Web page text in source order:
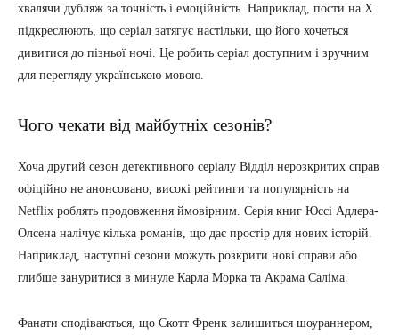
хвалячи дубляж за точність і емоційність. Наприклад, пости на X
підкреслюють, що серіал затягує настільки, що його хочеться
дивитися до пізньої ночі. Це робить серіал доступним і зручним
для перегляду українською мовою.
Чого чекати від майбутніх сезонів?
Хоча другий сезон детективного серіалу Відділ нерозкритих справ
офіційно не анонсовано, високі рейтинги та популярність на
Netflix роблять продовження ймовірним. Серія книг Юссі Адлера-
Олсена налічує кілька романів, що дає простір для нових історій.
Наприклад, наступні сезони можуть розкрити нові справи або
глибше зануритися в минуле Карла Морка та Акрама Саліма.
Фанати сподіваються, що Скотт Френк залишиться шоураннером,